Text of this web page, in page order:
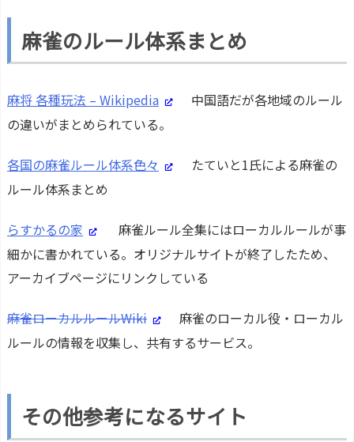
麻雀のルール体系まとめ
麻将 各種玩法 – Wikipedia
中国語だが各地域のルール
の違いがまとめられている。
各国の麻雀ルール体系色々
たていと1氏による麻雀の
ルール体系まとめ
らすかるの家
麻雀ルール全集にはローカルルールが事
細かに書かれている。オリジナルサイトが終了したため、
アーカイブページにリンクしている
麻雀ローカルルールWiki
麻雀のローカル役・ローカル
ルールの情報を収集し、共有するサービス。
その他参考になるサイト